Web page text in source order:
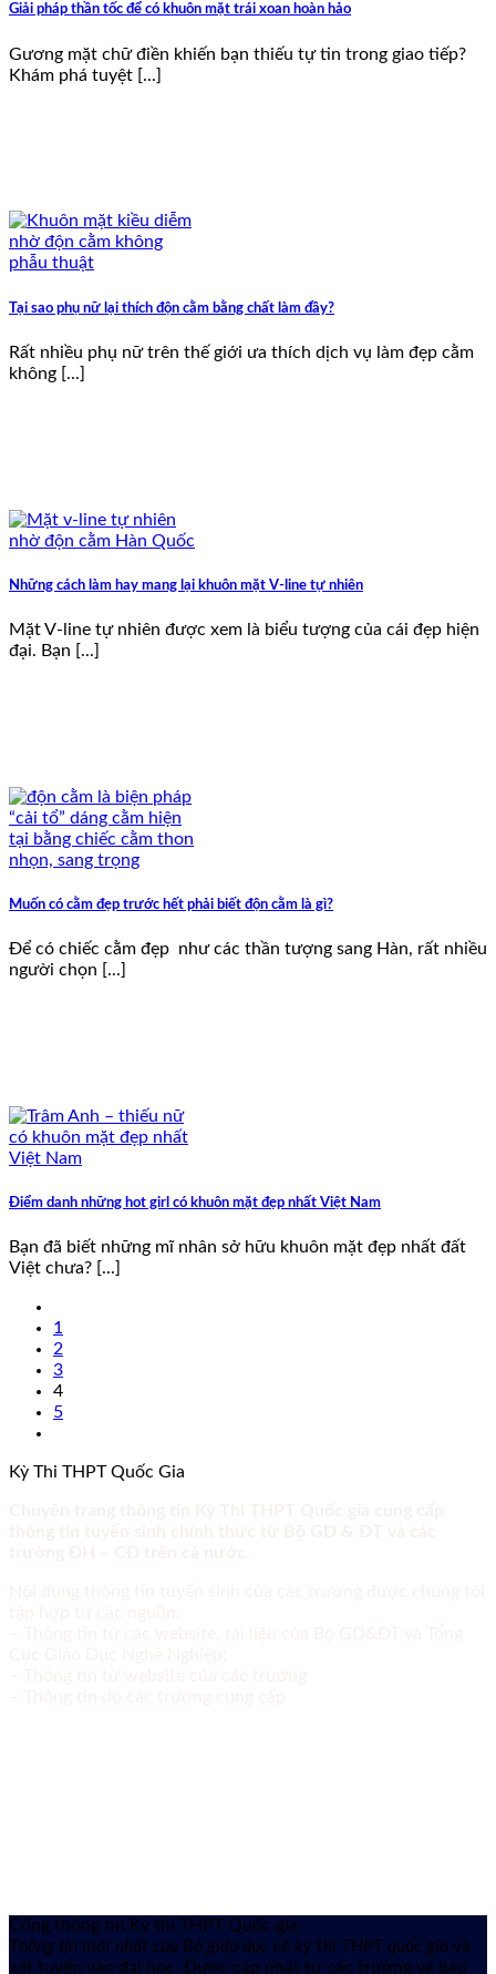
Giải pháp thần tốc để có khuôn mặt trái xoan hoàn hảo
Gương mặt chữ điền khiến bạn thiếu tự tin trong giao tiếp?
Khám phá tuyệt [...]
Tại sao phụ nữ lại thích độn cằm bằng chất làm đầy?
Rất nhiều phụ nữ trên thế giới ưa thích dịch vụ làm đẹp cằm
không [...]
Những cách làm hay mang lại khuôn mặt V-line tự nhiên
Mặt V-line tự nhiên được xem là biểu tượng của cái đẹp hiện
đại. Bạn [...]
Muốn có cằm đẹp trước hết phải biết độn cằm là gì?
Để có chiếc cằm đẹp như các thần tượng sang Hàn, rất nhiều
người chọn [...]
Điểm danh những hot girl có khuôn mặt đẹp nhất Việt Nam
Bạn đã biết những mĩ nhân sở hữu khuôn mặt đẹp nhất đất
Việt chưa? [...]
1
2
3
4
5
Kỳ Thi THPT Quốc Gia
Cổng thông tin Kỳ thi THPT Quốc gia
Thông tin mới nhất của Bộ giáo dục về kỳ thi THPT quốc gia và
xét tuyển vào đại học. Được cập nhật từ các trường và báo